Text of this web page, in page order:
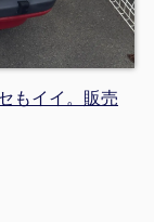
もイイ。販売